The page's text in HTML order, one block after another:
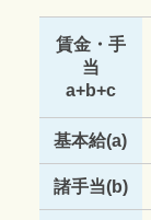
賃金・手
当
a+b+c
基本給(a)
諸手当(b)